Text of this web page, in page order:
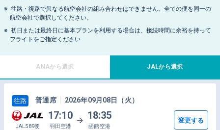
往路・復路で異なる航空会社の組み合わせはできません。全ての便を同一の
航空会社で選択してください。
初日または最終日に基本プランを利用する場合は、接続時間に余裕を持って
フライトをご指定ください
ANAから選択 JALから選択
往路 普通席 2026年09月08日（火）
JAL589便
17:10
羽田空港
18:35
函館空港
変更する